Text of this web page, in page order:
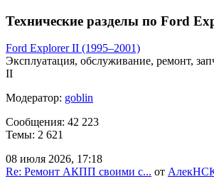
Технические разделы по Ford
Ford Explorer II (1995–2001)
Эксплуатация, обслуживание, ремонт,
II
Модератор: goblin
Сообщения: 42 223
Темы: 2 621
08 июля 2026, 17:18
Re: Ремонт АКПП своими с... от